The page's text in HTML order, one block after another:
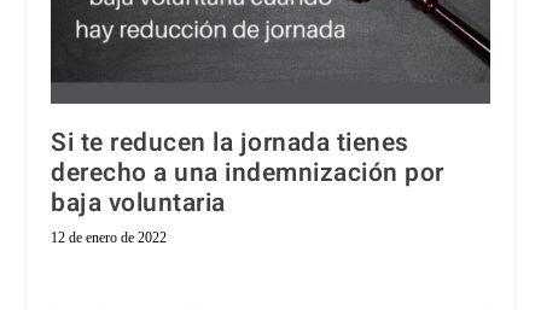
Si te reducen la jornada tienes
derecho a una indemnización por
baja voluntaria
12 de enero de 2022